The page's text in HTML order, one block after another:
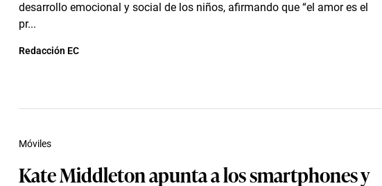
desarrollo emocional y social de los niños, afirmando que “el amor es el
pr...
Redacción EC
Kate Middleton apunta a los smartphones y
Móviles